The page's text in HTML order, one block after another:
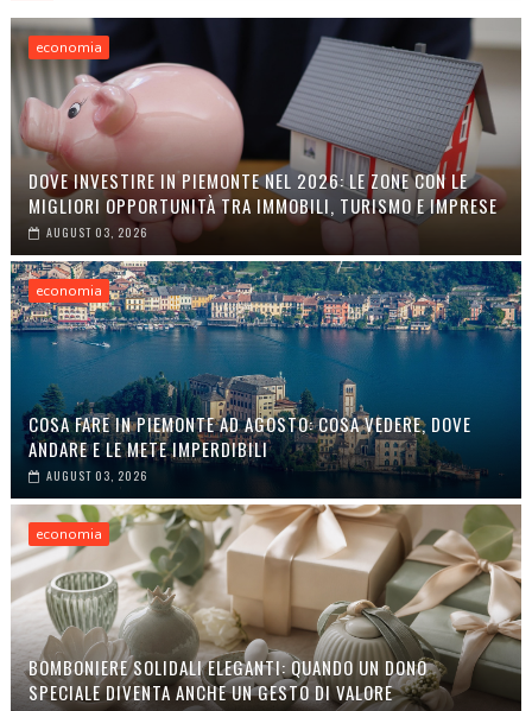
economia
DOVE INVESTIRE IN PIEMONTE NEL 2026: LE ZONE CON LE
MIGLIORI OPPORTUNITÀ TRA IMMOBILI, TURISMO E IMPRESE
AUGUST 03, 2026
economia
COSA FARE IN PIEMONTE AD AGOSTO: COSA VEDERE, DOVE
ANDARE E LE METE IMPERDIBILI
AUGUST 03, 2026
economia
BOMBONIERE SOLIDALI ELEGANTI: QUANDO UN DONO
SPECIALE DIVENTA ANCHE UN GESTO DI VALORE